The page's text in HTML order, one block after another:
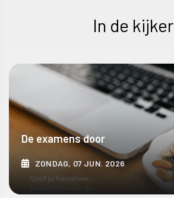
In de kijker
De examens door
ZONDAG, 07 JUN. 2026